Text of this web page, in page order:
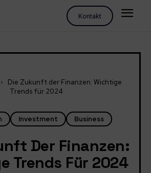
Kontakt
Die Zukunft der Finanzen: Wichtige
Trends für 2024
Investment Business
Der Finanzen:
Trends Für 2024